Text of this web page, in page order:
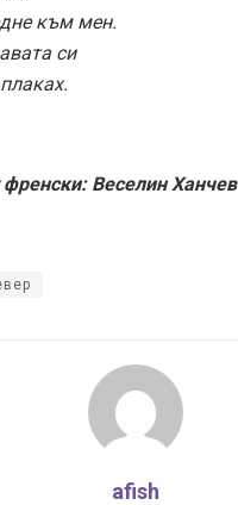
към мен.
си
Веселин Ханчев
afish